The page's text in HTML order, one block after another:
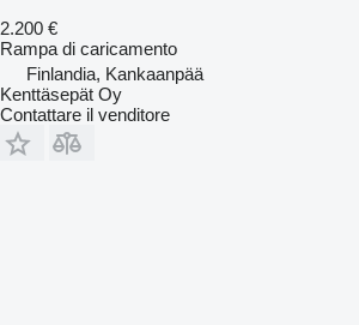
2.200 €
Rampa di caricamento
Finlandia, Kankaanpää
Kenttäsepät Oy
Contattare il venditore